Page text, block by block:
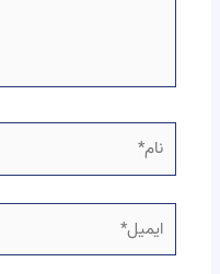
نام*